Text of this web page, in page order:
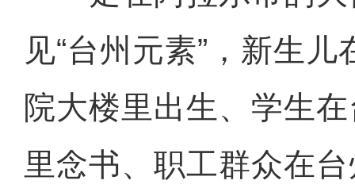
见“台州元素”，新生
院大楼里出生、学生
里念书、职工群众在